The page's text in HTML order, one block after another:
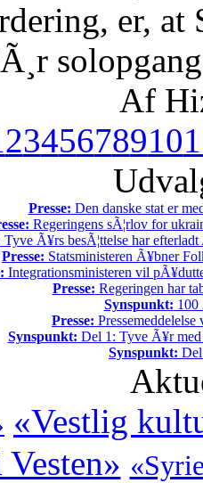
er, at
Af
2345678910
Presse: Den danske stat er
Regeringens sÃ¦rlov for
Tyve Ã¥rs besÃ¦ttelse har
Presse: Statsministeren Ã¥bner
Integrationsministeren vil
Presse: Regeringen har
Synspunkt: 100
Presse:
Synspunkt: Del 1: Tyve Ã¥r med
Synspunkt:
«Vestlig